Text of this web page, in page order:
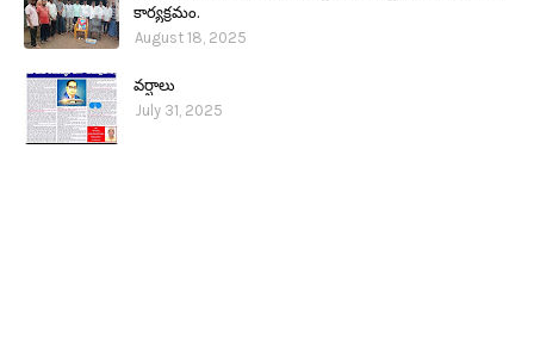
కార్యక్రమం.
August 18, 2025
వర్షాలు
July 31, 2025